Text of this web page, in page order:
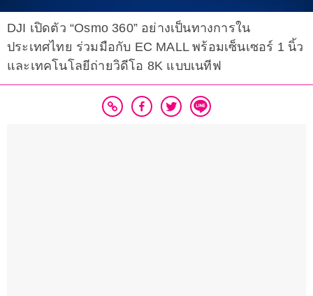
DJI เปิดตัว “Osmo 360” อย่างเป็นทางการใน
ประเทศไทย ร่วมมือกับ EC MALL พร้อมเซ็นเซอร์ 1 นิ้ว
และเทคโนโลยีถ่ายวิดีโอ 8K แบบเนทีฟ